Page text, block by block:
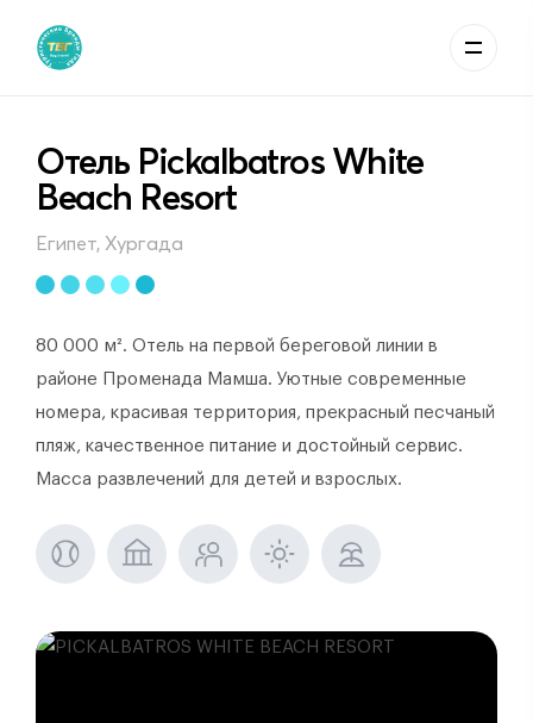
Отель Pickalbatros White
Beach Resort
Египет, Хургада
80 000 м². Отель на первой береговой линии в
районе Променада Мамша. Уютные современные
номера, красивая территория, прекрасный песчаный
пляж, качественное питание и достойный сервис.
Масса развлечений для детей и взрослых.